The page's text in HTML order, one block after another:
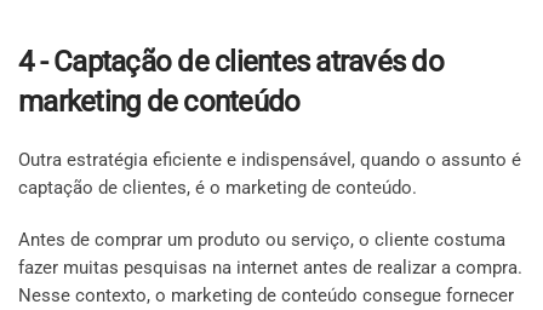
4 - Captação de clientes através do
marketing de conteúdo
Outra estratégia eficiente e indispensável, quando o assunto é
captação de clientes, é o marketing de conteúdo.
Antes de comprar um produto ou serviço, o cliente costuma
fazer muitas pesquisas na internet antes de realizar a compra.
Nesse contexto, o marketing de conteúdo consegue fornecer